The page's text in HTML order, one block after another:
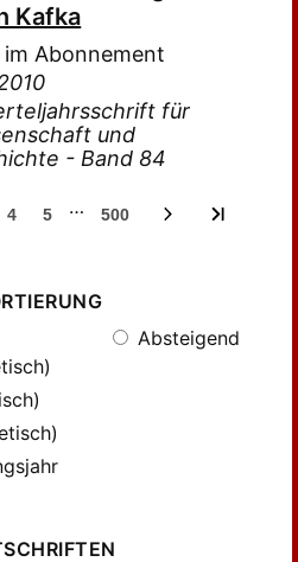
Kafka
Abonnement
für
und
- Band 84
4 5 … 500
Absteigend